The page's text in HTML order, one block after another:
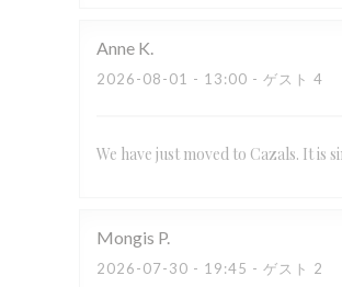
Anne K
2026-08-01 - 13:00 - ゲスト 4
We have just moved to Cazals. It is
Mongis P
2026-07-30 - 19:45 - ゲスト 2